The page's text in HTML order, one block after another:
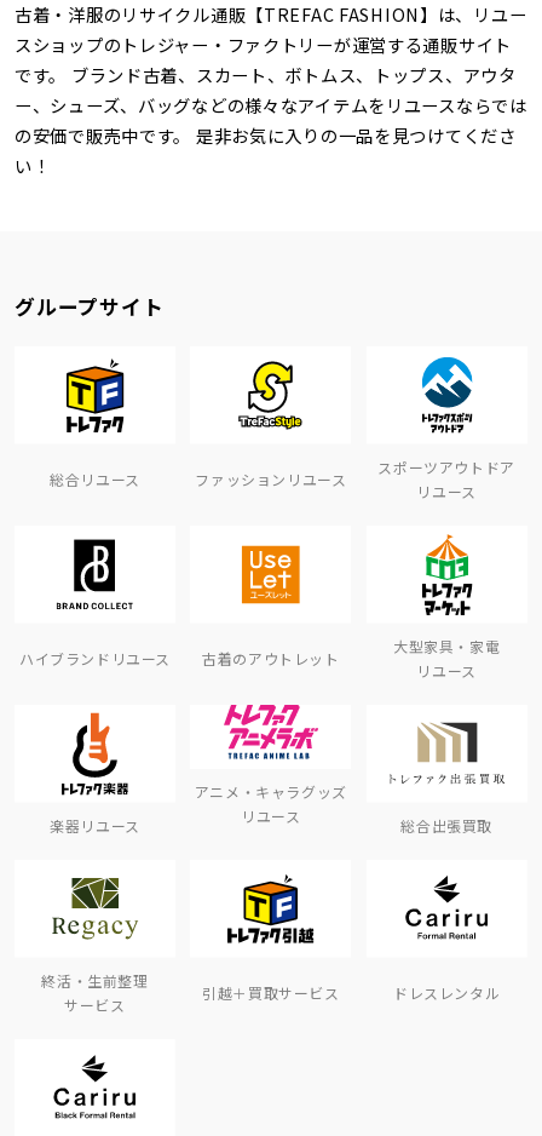
古着・洋服のリサイクル通販【TREFAC FASHION】は、リユー
スショップのトレジャー・ファクトリーが運営する通販サイト
です。 ブランド古着、スカート、ボトムス、トップス、アウタ
ー、シューズ、バッグなどの様々なアイテムをリユースならでは
の安価で販売中です。 是非お気に入りの一品を見つけてくださ
い！
グループサイト
総合リユース ファッションリユース
スポーツアウトドア
リユース
ハイブランドリユース 古着のアウトレット
大型家具・家電
リユース
楽器リユース
アニメ・キャラグッズ
リユース
総合出張買取
終活・生前整理
サービス
引越＋買取サービス ドレスレンタル